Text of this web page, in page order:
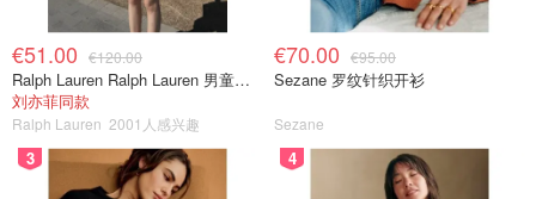
€51.00 €120.00
Ralph Lauren Ralph Lauren 男童亚麻衬衫
刘亦菲同款
Ralph Lauren 2001人感兴趣
€70.00 €95.00
Sezane 罗纹针织开衫
Sezane
3 4